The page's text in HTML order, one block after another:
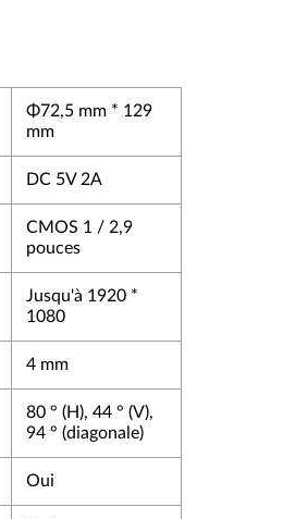
Φ72,5 mm * 129
mm
DC 5V 2A
CMOS 1 / 2,9
pouces
Jusqu'à 1920 *
1080
4 mm
80 ° (H), 44 ° (V),
94 ° (diagonale)
Oui